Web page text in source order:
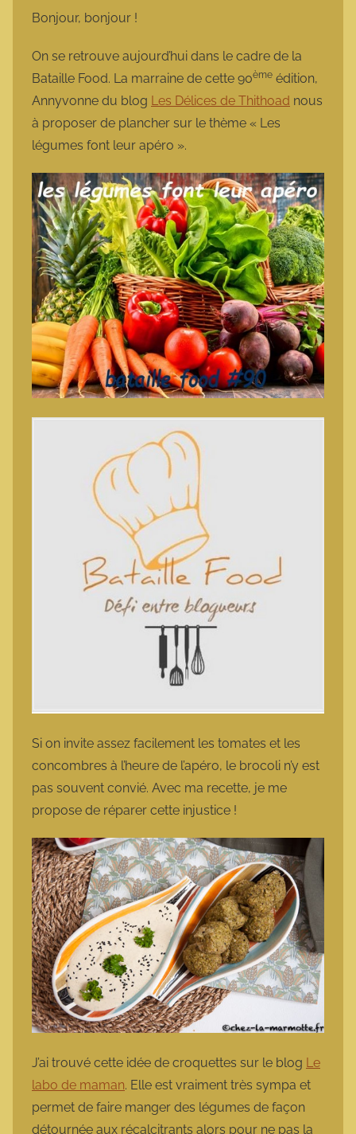
o
t
t
e
Bonjour, bonjour !
On se retrouve aujourd’hui dans le cadre de la
Bataille Food. La marraine de cette 90ème édition,
Annyvonne du blog Les Délices de Thithoad nous
à proposer de plancher sur le thème « Les
légumes font leur apéro ».
Si on invite assez facilement les tomates et les
concombres à l’heure de l’apéro, le brocoli n’y est
pas souvent convié. Avec ma recette, je me
propose de réparer cette injustice !
J’ai trouvé cette idée de croquettes sur le blog Le
labo de maman. Elle est vraiment très sympa et
permet de faire manger des légumes de façon
détournée aux récalcitrants alors pour ne pas la